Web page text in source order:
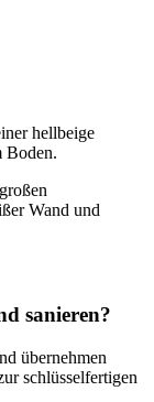
sanieren?
übernehmen
schlüsselfertigen